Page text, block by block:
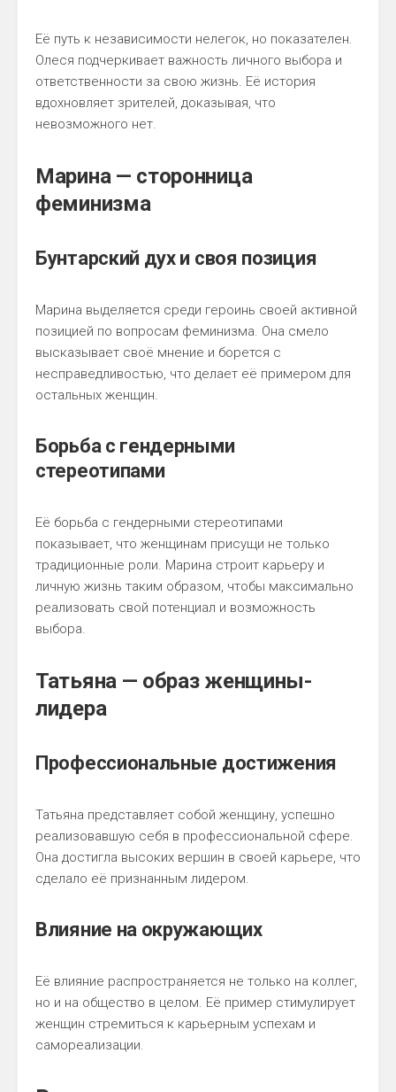
Её путь к независимости нелегок, но показателен.
Олеся подчеркивает важность личного выбора и
ответственности за свою жизнь. Её история
вдохновляет зрителей, доказывая, что
невозможного нет.
Марина — сторонница
феминизма
Бунтарский дух и своя позиция
Марина выделяется среди героинь своей активной
позицией по вопросам феминизма. Она смело
высказывает своё мнение и борется с
несправедливостью, что делает её примером для
остальных женщин.
Борьба с гендерными
стереотипами
Её борьба с гендерными стереотипами
показывает, что женщинам присущи не только
традиционные роли. Марина строит карьеру и
личную жизнь таким образом, чтобы максимально
реализовать свой потенциал и возможность
выбора.
Татьяна — образ женщины-
лидера
Профессиональные достижения
Татьяна представляет собой женщину, успешно
реализовавшую себя в профессиональной сфере.
Она достигла высоких вершин в своей карьере, что
сделало её признанным лидером.
Влияние на окружающих
Её влияние распространяется не только на коллег,
но и на общество в целом. Её пример стимулирует
женщин стремиться к карьерным успехам и
самореализации.